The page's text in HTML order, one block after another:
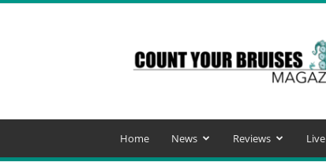
Your
Bruises
Magazine
Home News Reviews Live